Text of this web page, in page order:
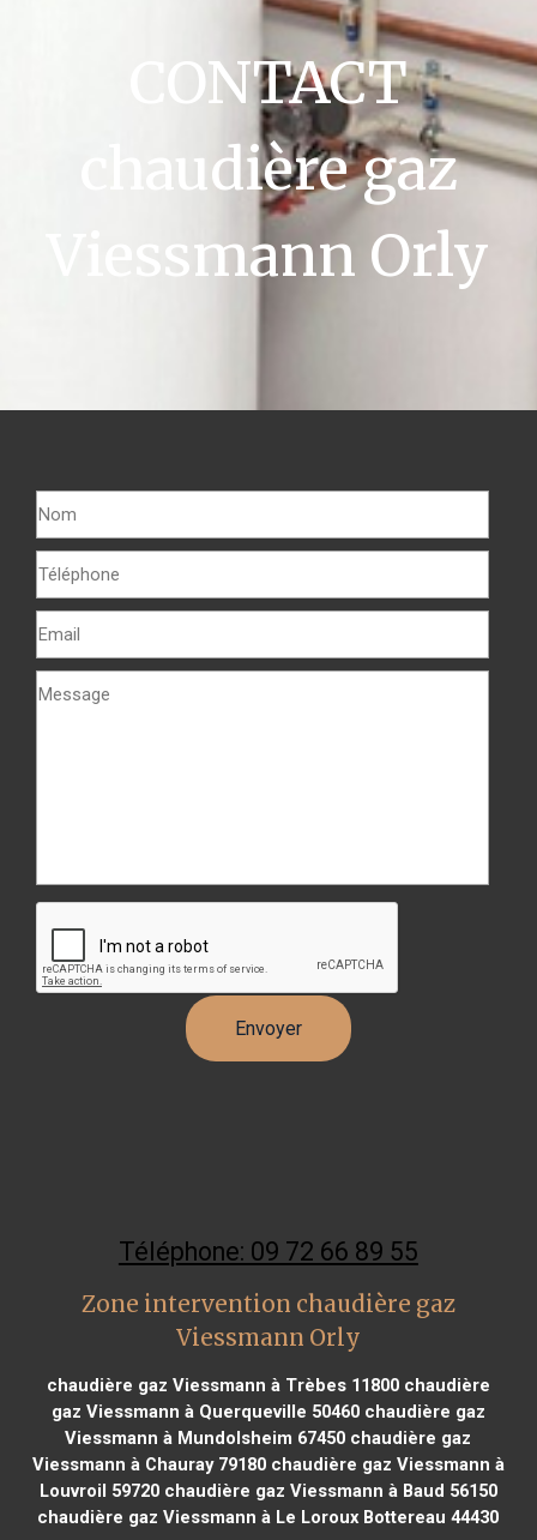
CONTACT
chaudière gaz
Viessmann Orly
Téléphone: 09 72 66 89 55
Zone intervention chaudière gaz
Viessmann Orly
chaudière gaz Viessmann à Trèbes 11800chaudière
gaz Viessmann à Querqueville 50460chaudière gaz
Viessmann à Mundolsheim 67450 chaudière gaz
Viessmann à Chauray 79180chaudière gaz Viessmann à
Louvroil 59720chaudière gaz Viessmann à Baud 56150
chaudière gaz Viessmann à Le Loroux Bottereau 44430